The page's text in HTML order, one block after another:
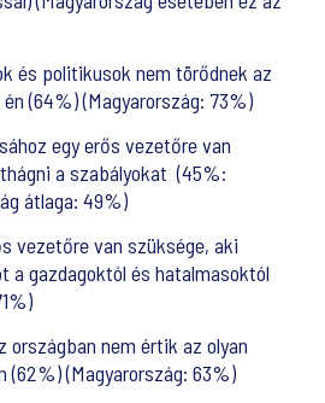
és politikusok nem törődnek az
(64%) (Magyarország: 73%)
egy erős vezetőre van
a szabályokat (45%:
átlaga: 49%)
vezetőre van szüksége, aki
a gazdagoktól és hatalmasoktól
országban nem értik az olyan
(Magyarország: 63%)